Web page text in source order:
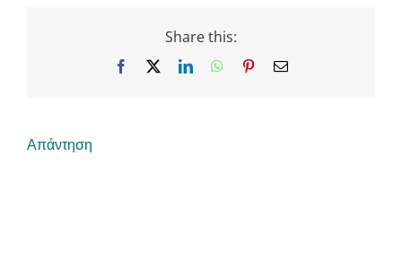
Share this:
Facebook LinkedInWhatsApp
PinterestEmail
Απάντηση